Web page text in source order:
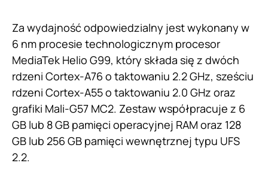
Za wydajność odpowiedzialny jest wykonany w
6 nm procesie technologicznym procesor
MediaTek Helio G99, który składa się z dwóch
rdzeni Cortex-A76 o taktowaniu 2.2 GHz, sześciu
rdzeni Cortex-A55 o taktowaniu 2.0 GHz oraz
grafiki Mali-G57 MC2. Zestaw współpracuje z 6
GB lub 8 GB pamięci operacyjnej RAM oraz 128
GB lub 256 GB pamięci wewnętrznej typu UFS
2.2.